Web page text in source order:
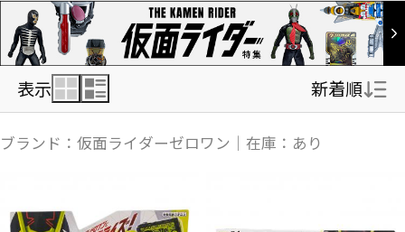
表示 新着順
新着順
ブランド：仮面ライダーゼロワン｜在庫：あり